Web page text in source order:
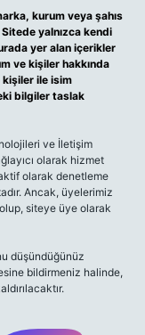
kurum veya şahıs
yalnızca kendi
yer alan içerikler
ve kişiler hakkında
kişiler ile isim
bilgiler taslak
ve İletişim
olarak hizmet
olarak denetleme
Ancak, üyelerimiz
siteye üye olarak
düşündüğünüz
bildirmeniz halinde,